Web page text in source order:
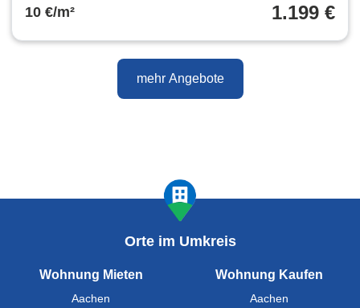
10 €/m² 1.199 €
mehr Angebote
Orte im Umkreis
Wohnung Mieten
Aachen
Wohnung Kaufen
Aachen